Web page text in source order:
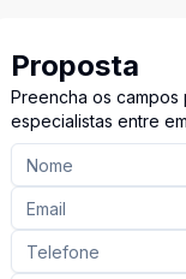
Proposta
Preencha os campos
especialistas entre